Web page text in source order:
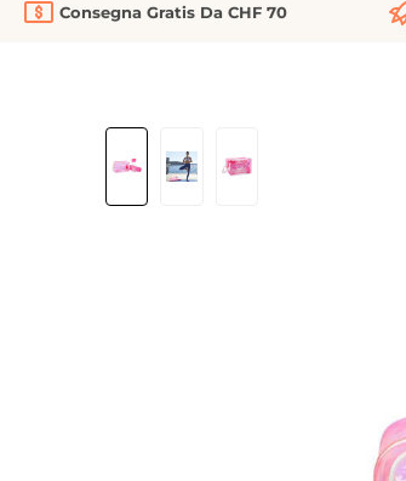
Consegna Gratis Da CHF 70
Salta la galleria di immagini